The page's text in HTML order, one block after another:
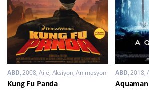
ABD 2008 Aile, Aksiyon,Animasyon
Kung Fu Panda
ABD 2018
Aquaman